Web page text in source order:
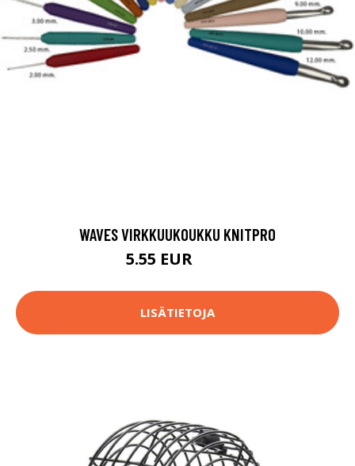
WAVES VIRKKUUKOUKKU KNITPRO
5.55 EUR
LISÄTIETOJA